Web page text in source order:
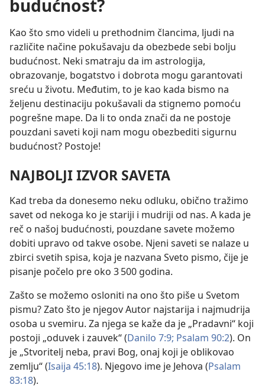
budućnost?
Kao što smo videli u prethodnim člancima, ljudi na
različite načine pokušavaju da obezbede sebi bolju
budućnost. Neki smatraju da im astrologija,
obrazovanje, bogatstvo i dobrota mogu garantovati
sreću u životu. Međutim, to je kao kada bismo na
željenu destinaciju pokušavali da stignemo pomoću
pogrešne mape. Da li to onda znači da ne postoje
pouzdani saveti koji nam mogu obezbediti sigurnu
budućnost? Postoje!
NAJBOLJI IZVOR SAVETA
Kad treba da donesemo neku odluku, obično tražimo
savet od nekoga ko je stariji i mudriji od nas. A kada je
reč o našoj budućnosti, pouzdane savete možemo
dobiti upravo od takve osobe. Njeni saveti se nalaze u
zbirci svetih spisa, koja je nazvana Sveto pismo, čije je
pisanje počelo pre oko 3 500 godina.
Zašto se možemo osloniti na ono što piše u Svetom
pismu? Zato što je njegov Autor najstarija i najmudrija
osoba u svemiru. Za njega se kaže da je „Pradavni“ koji
postoji „oduvek i zauvek“ (Danilo 7:9; Psalam 90:2). On
je „Stvoritelj neba, pravi Bog, onaj koji je oblikovao
zemlju“ (Isaija 45:18). Njegovo ime je Jehova (Psalam
83:18).